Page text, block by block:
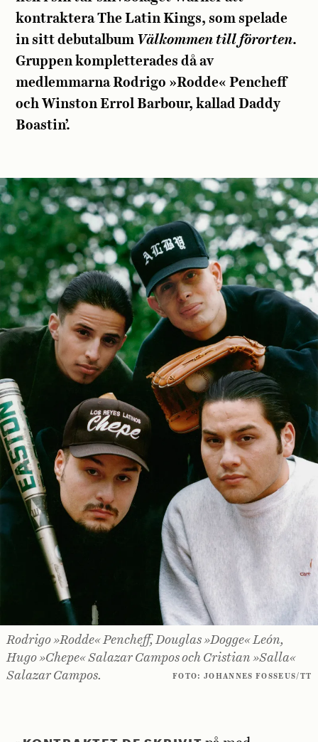
kontraktera The Latin Kings, som spelade
in sitt debutalbum Välkommen till förorten.
Gruppen kompletterades då av
medlemmarna Rodrigo »Rodde« Pencheff
och Winston Errol Barbour, kallad Daddy
Boastin’.
Rodrigo »Rodde« Pencheff, Douglas »Dogge« León,
Hugo »Chepe« Salazar ­Campos och Cristian »Salla«
Salazar ­Campos.
FOTO: JOHANNES FOSSEUS/TT